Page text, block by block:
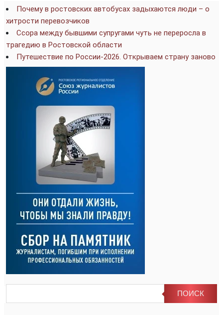
Почему в ростовских автобусах задыхаются люди – о
хитрости перевозчиков
Ссора между бывшими супругами чуть не переросла в
трагедию в Ростовской области
Путешествие по России-2026. Открываем страну заново